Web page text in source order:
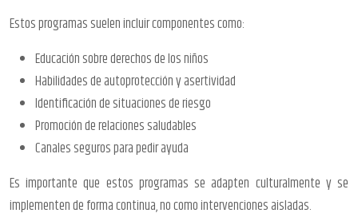
Estos programas suelen incluir componentes como:
Educación sobre derechos de los niños
Habilidades de autoprotección y asertividad
Identificación de situaciones de riesgo
Promoción de relaciones saludables
Canales seguros para pedir ayuda
Es importante que estos programas se adapten culturalmente y se
implementen de forma continua, no como intervenciones aisladas.